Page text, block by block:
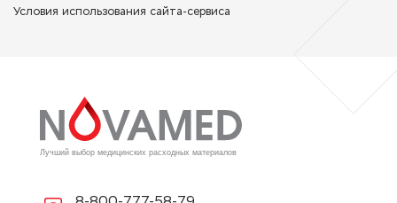
Лучший выбор медицинских расходных материалов
Условия использования сайта-сервиса